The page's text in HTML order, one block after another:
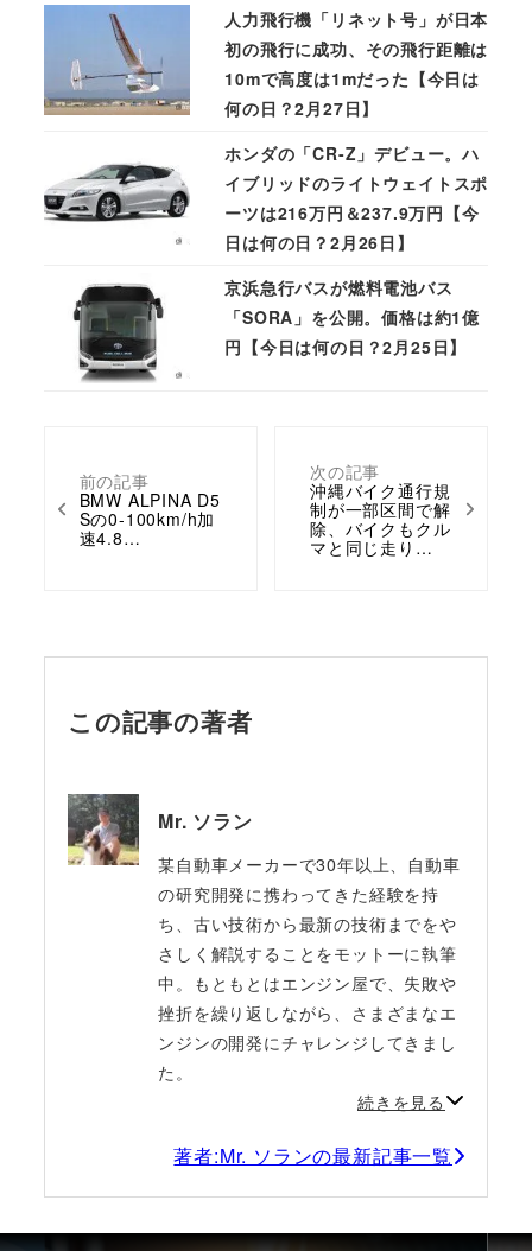
前の記事
BMW ALPINA D5
Sの0-100km/h加
速4.8…
次の記事
沖縄バイク通行規
制が一部区間で解
除、バイクもクル
マと同じ走り…
人力飛行機「リネット号」が日本
初の飛行に成功、その飛行距離は
10mで高度は1mだった【今日は
何の日？2月27日】
ホンダの「CR-Z」デビュー。ハ
イブリッドのライトウェイトスポ
ーツは216万円＆237.9万円【今
日は何の日？2月26日】
京浜急行バスが燃料電池バス
「SORA」を公開。価格は約1億
円【今日は何の日？2月25日】
この記事の著者
Mr. ソラン
某自動車メーカーで30年以上、自動車
の研究開発に携わってきた経験を持
ち、古い技術から最新の技術までをや
さしく解説することをモットーに執筆
中。もともとはエンジン屋で、失敗や
挫折を繰り返しながら、さまざまなエ
ンジンの開発にチャレンジしてきまし
た。
続きを見る
著者:Mr. ソランの最新記事一覧